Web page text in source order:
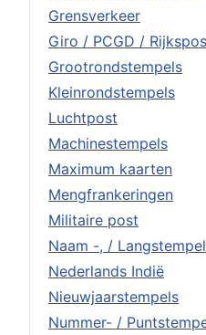
Grensverkeer
Giro / PCGD /
Grootrondstempels
Kleinrondstempels
Luchtpost
Machinestempels
Maximum kaarten
Mengfrankeringen
Militaire post
Naam -, /
Nederlands Indië
Nieuwjaarstempels
Nummer- /